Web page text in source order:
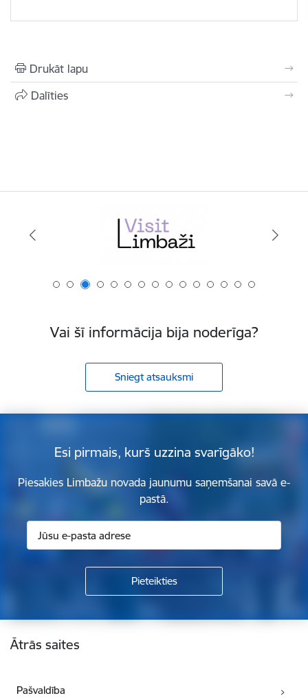
Drukāt lapu
Dalīties
Vai šī informācija bija noderīga?
Sniegt atsauksmi
Esi pirmais, kurš uzzina svarīgāko!
Piesakies Limbažu novada jaunumu saņemšanai savā e-
pastā.
Kājene
Ātrās saites
Pašvaldība